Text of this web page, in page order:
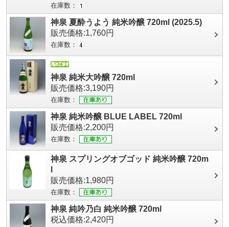
在庫数：
神泉 夏酔うよう 純米吟醸 720ml (2025.5)
販売価格:1,760円
在庫数：
神泉 純米大吟醸 720ml
販売価格:3,190円
在庫数：
神泉 純米吟醸 BLUE LABEL 720ml
販売価格:2,200円
在庫数：
神泉 スプリングオブゴッド 純米吟醸 720m
販売価格:1,980円
在庫数：
神泉 純吟乃白 純米吟醸 720ml
税込価格:2,420円